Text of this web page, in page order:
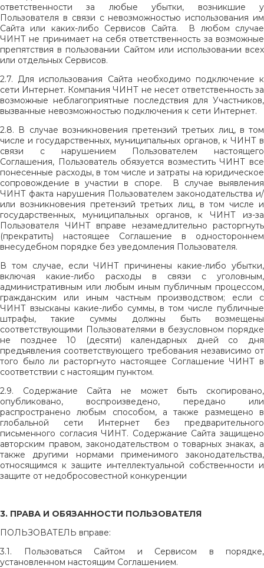
ответственности за любые убытки, возникшие у
Пользователя в связи с невозможностью использования им
Сайта или каких-либо Сервисов Сайта.
В любом случае
ЧИНТ не принимает на себя ответственность за возможные
препятствия в пользовании Сайтом или использовании всех
или отдельных Сервисов.
2.7. Для использования Сайта необходимо подключение к
сети Интернет. Компания ЧИНТ не несет ответственность за
возможные неблагоприятные последствия для Участников,
вызванные невозможностью подключения к сети Интернет.
2.8. В случае возникновения претензий третьих лиц, в том
числе и государственных, муниципальных органов, к ЧИНТ в
связи с нарушением Пользователем настоящего
Соглашения, Пользователь обязуется возместить ЧИНТ все
понесенные расходы, в том числе и затраты на юридическое
сопровождение в участии в споре.
В случае выявления
ЧИНТ факта нарушения Пользователем законодательства и/
или возникновения претензий третьих лиц, в том числе и
государственных, муниципальных органов, к ЧИНТ из-за
Пользователя ЧИНТ вправе незамедлительно расторгнуть
(прекратить) настоящее Соглашение в одностороннем
внесудебном порядке без уведомления Пользователя.
В том случае, если ЧИНТ причинены какие-либо убытки,
включая какие-либо расходы в связи с уголовным,
административным или любым иным публичным процессом,
гражданским или иным частным производством; если с
ЧИНТ взысканы какие-либо суммы, в том числе публичные
штрафы, такие суммы должны быть возмещены
соответствующими Пользователями в безусловном порядке
не позднее 10 (десяти) календарных дней со дня
предъявления соответствующего требования независимо от
того было ли расторгнуто настоящее Соглашение ЧИНТ в
соответствии с настоящим пунктом.
2.9. Содержание Сайта не может быть скопировано,
опубликовано, воспроизведено, передано или
распространено любым способом, а также размещено в
глобальной сети Интернет без предварительного
письменного согласия ЧИНТ. Содержание Сайта защищено
авторским правом, законодательством о товарных знаках, а
также другими нормами применимого законодательства,
относящимся к защите интеллектуальной собственности и
защите от недобросовестной конкуренции
3. ПРАВА И ОБЯЗАННОСТИ ПОЛЬЗОВАТЕЛЯ
ПОЛЬЗОВАТЕЛЬ вправе:
3.1. Пользоваться Сайтом и Сервисом в порядке,
установленном настоящим Соглашением.